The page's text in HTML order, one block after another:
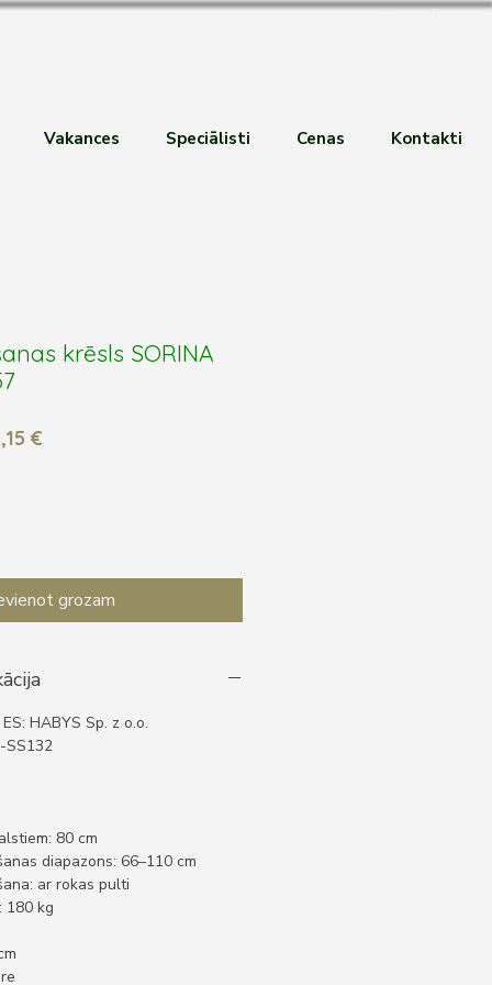
Vakances Speciālisti Cenas Kontakti
krēsls SORINA
€Izpārdošanas
grozam
HABYS Sp. z o.o.
SS132
80 cm
diapazons: 66–110 cm
ar rokas pulti
180 kg